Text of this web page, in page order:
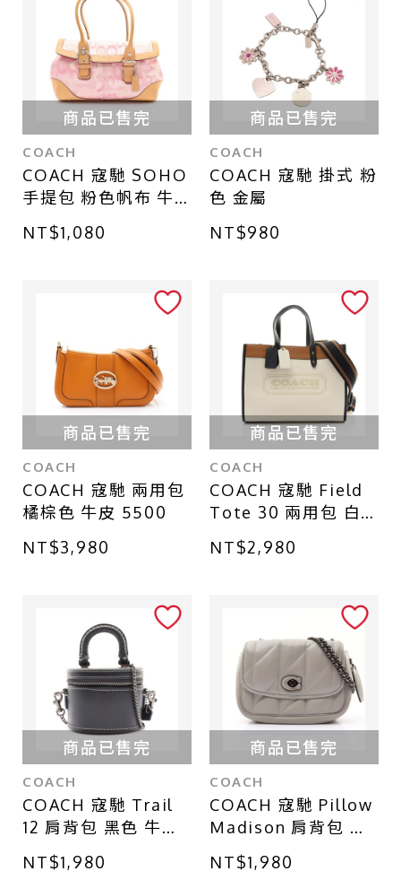
商品已售完
COACH
COACH 寇馳 SOHO
手提包 粉色帆布 牛
皮 6722
NT$1,080
商品已售完
COACH
COACH 寇馳 掛式 粉
色 金屬
NT$980
商品已售完
COACH
COACH 寇馳 兩用包
橘棕色 牛皮 5500
NT$3,980
商品已售完
COACH
COACH 寇馳 Field
Tote 30 兩用包 白/
棕色 牛皮 C0777
NT$2,980
商品已售完
COACH
COACH 寇馳 Trail
12 肩背包 黑色 牛皮
CE769
NT$1,980
商品已售完
COACH
COACH 寇馳 Pillow
Madison 肩背包 灰
色 牛皮 C8560
C8560
NT$1,980